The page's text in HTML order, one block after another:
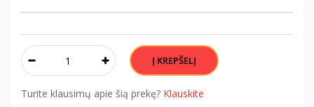
Turite klausimų apie šią prekę? Klauskite